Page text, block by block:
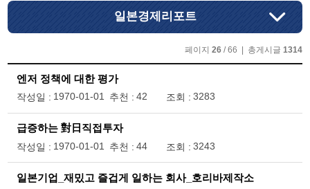
일본경제리포트
페이지 26/ 66 | 총게시글 1314
엔저 정책에 대한 평가
작성일 : 1970-01-01 추천 : 42 조회 : 3283
급증하는 對日직접투자
작성일 : 1970-01-01 추천 : 44 조회 : 3243
일본기업_재밌고 즐겁게 일하는 회사_호리바제작소